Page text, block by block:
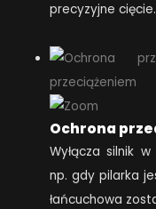
precyzyjne cięcie.
Ochrona
Wyłącza silnik
np. gdy pilarka
łańcuchowa